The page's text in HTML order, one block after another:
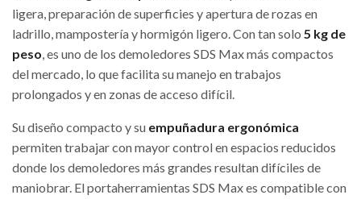
ligera, preparación de superficies y apertura de rozas en
ladrillo, mampostería y hormigón ligero. Con tan solo 5 kg de
peso, es uno de los demoledores SDS Max más compactos
del mercado, lo que facilita su manejo en trabajos
prolongados y en zonas de acceso difícil.
Su diseño compacto y su empuñadura ergonómica
permiten trabajar con mayor control en espacios reducidos
donde los demoledores más grandes resultan difíciles de
maniobrar. El portaherramientas SDS Max es compatible con